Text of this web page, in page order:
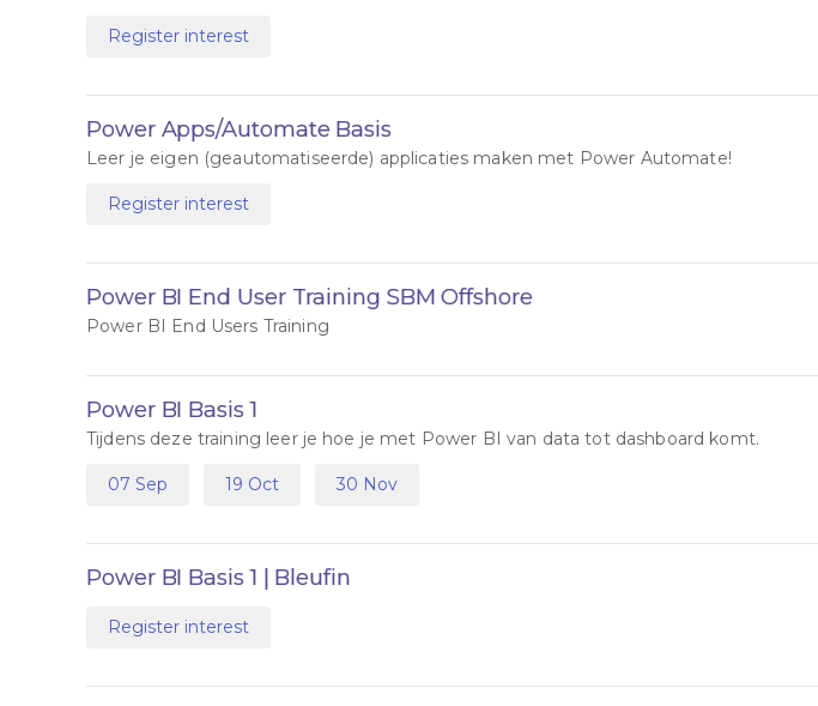
Register interest
Power Apps/Automate Basis
Leer je eigen (geautomatiseerde) applicaties maken met Power Automate!
Register interest
Power BI End User Training SBM Offshore
Power BI End Users Training
Power BI Basis 1
Tijdens deze training leer je hoe je met Power BI van data tot dashboard komt.
07 Sep
19 Oct
30 Nov
Power BI Basis 1 | Bleufin
Register interest